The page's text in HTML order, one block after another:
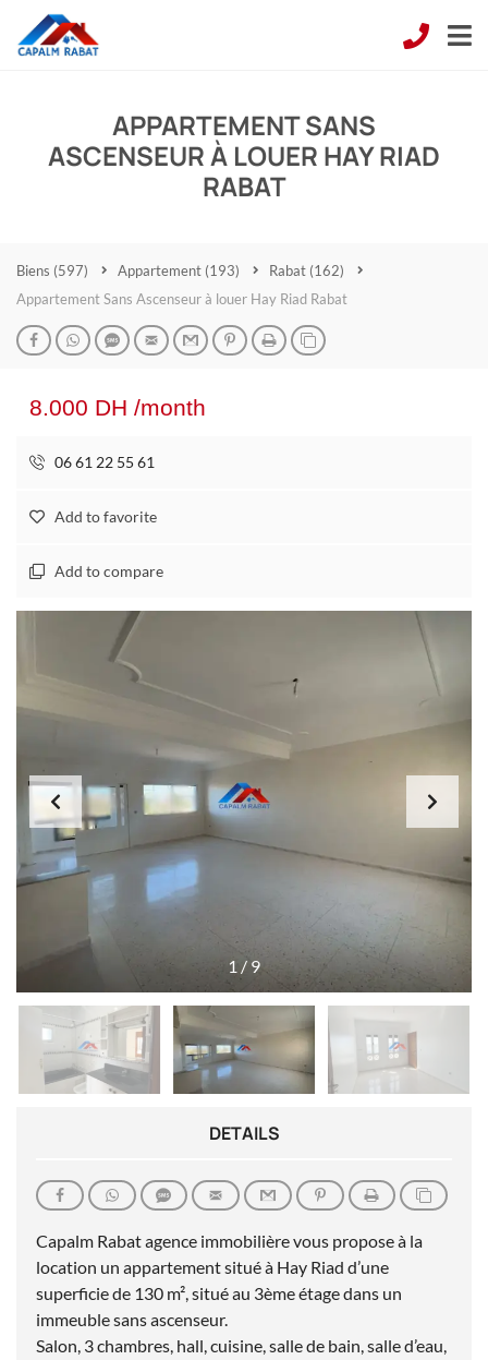
APPARTEMENT SANS
ASCENSEUR À LOUER HAY RIAD
RABAT
Biens (597) Appartement (193) Rabat (162)
Appartement Sans Ascenseur à louer Hay Riad Rabat
8.000 DH /month
06 61 22 55 61
Add to favorite
Add to compare
1 / 9
DETAILS
Capalm Rabat agence immobilière vous propose à la
location un appartement situé à Hay Riad d’une
superficie de 130 m², situé au 3ème étage dans un
immeuble sans ascenseur.
Salon, 3 chambres, hall, cuisine, salle de bain, salle d’eau,